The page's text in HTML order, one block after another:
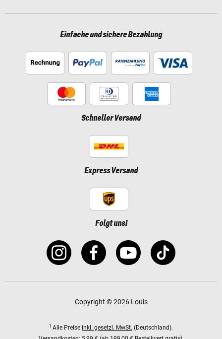
Einfache und sichere Bezahlung
Schneller Versand
Express Versand
Folgt uns!
Copyright © 2026 Louis
1 Alle Preise inkl. gesetzl. MwSt. (Deutschland).